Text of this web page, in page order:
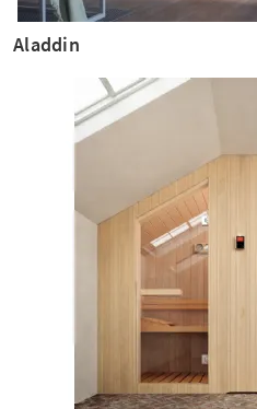
Aladdin